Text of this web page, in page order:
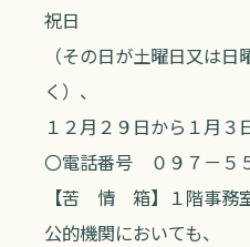
祝日
（その日が土曜日又は
く）、
１２月２９日から１月３
〇電話番号 ０９７－５
【苦 情 箱】１階事務
公的機関においても、